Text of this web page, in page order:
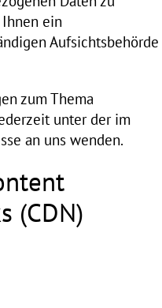
ein
Aufsichtsbehörde
zum Thema
unter der im
an uns wenden.
(CDN)